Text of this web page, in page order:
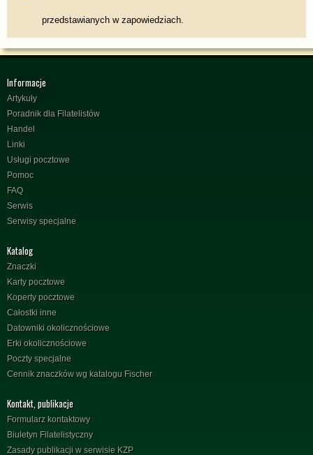
przedstawianych w zapowiedziach.
Informacje
Artykuły
Poradnik dla Filatelistów
Handel
Linki
Usługi pocztowe
Pomoc
FAQ
Serwis
Serwisy specjalne
Katalog
Znaczki
Karty pocztowe
Koperty pocztowe
Całostki inne
Datowniki okolicznościowe
Erki okolicznościowe
Poczty specjalne
Cennik znaczków wg katalogu Fischer
Kontakt, publikacje
Formularz kontaktowy
Biuletyn Filatelistyczny
Zasady publikacji w serwisie KZP